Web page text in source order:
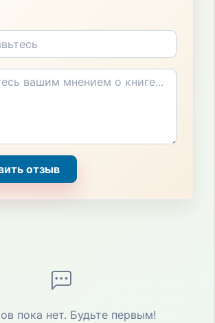
Отправить отзыв
пока нет. Будьте первым!